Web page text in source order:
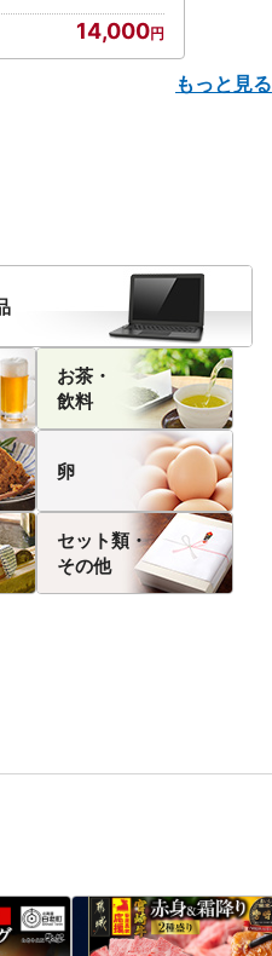
14,000
もっと見る
お茶・
飲料
卵
セット類・
その他